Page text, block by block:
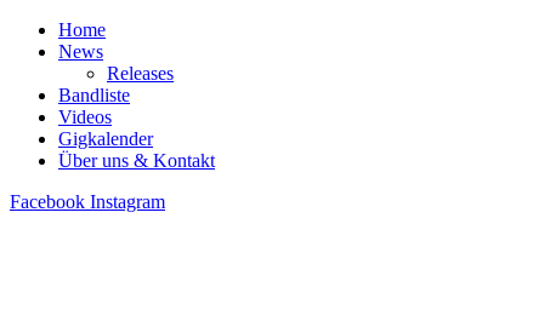
Home
News
Releases
Bandliste
Videos
Gigkalender
Über uns & Kontakt
Facebook Instagram